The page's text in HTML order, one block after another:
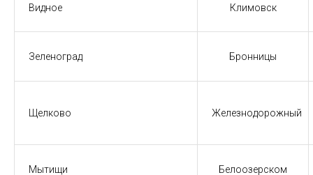
Видное Климовск
Зеленоград Бронницы
Щелково Железнодорожный
Мытищи Белоозерском